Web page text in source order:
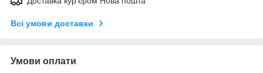
Всі умови доставки
Умови оплати